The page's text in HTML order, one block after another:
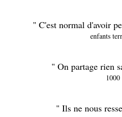
" C'est normal d'avoir
enfants
" On partage rien
1000
" Ils ne nous